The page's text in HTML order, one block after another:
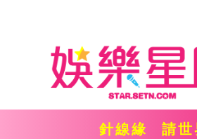
針線緣 請世